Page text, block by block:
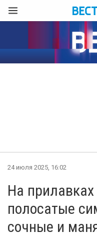
24 июля 2025, 16:02
На
полосатые
сочные и